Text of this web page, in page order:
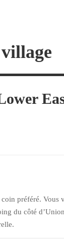
préféré. Vous
du côté